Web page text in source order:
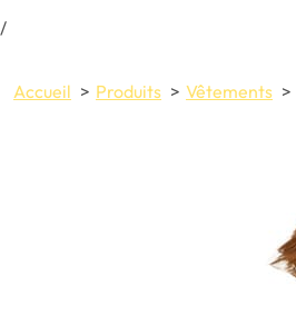
/
Accueil Produits Vêtements